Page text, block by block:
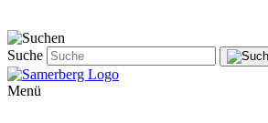
Suche
Menü